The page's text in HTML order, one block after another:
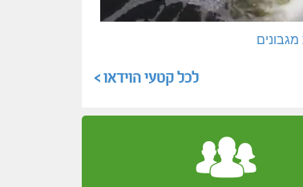
לכל קטעי הוידאו >
קו לצורכי כבוי אש בסמוך לשער